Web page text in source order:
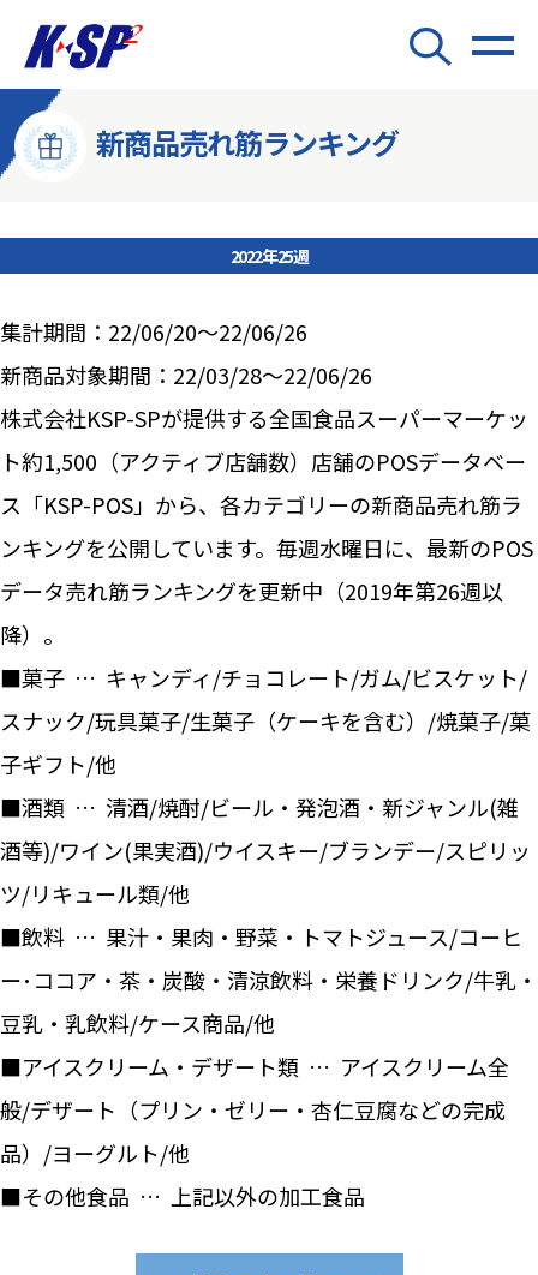
新商品売れ筋ランキング
2022年25週
集計期間：22/06/20～22/06/26
新商品対象期間：22/03/28～22/06/26
株式会社KSP-SPが提供する全国食品スーパーマーケッ
ト約1,500（アクティブ店舗数）店舗のPOSデータベー
ス「KSP-POS」から、各カテゴリーの新商品売れ筋ラ
ンキングを公開しています。毎週水曜日に、最新のPOS
データ売れ筋ランキングを更新中（2019年第26週以
降）。
■菓子 … キャンディ/チョコレート/ガム/ビスケット/
スナック/玩具菓子/生菓子（ケーキを含む）/焼菓子/菓
子ギフト/他
■酒類 … 清酒/焼酎/ビール・発泡酒・新ジャンル(雑
酒等)/ワイン(果実酒)/ウイスキー/ブランデー/スピリッ
ツ/リキュール類/他
■飲料 … 果汁・果肉・野菜・トマトジュース/コーヒ
ー･ココア・茶・炭酸・清涼飲料・栄養ドリンク/牛乳・
豆乳・乳飲料/ケース商品/他
■アイスクリーム・デザート類 … アイスクリーム全
般/デザート（プリン・ゼリー・杏仁豆腐などの完成
品）/ヨーグルト/他
■その他食品 … 上記以外の加工食品